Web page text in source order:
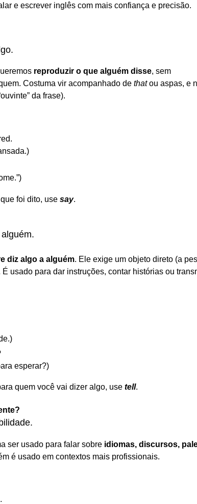
e escrever inglês com mais confiança e precisão.
reproduzir o que alguém disse, sem
Costuma vir acompanhado de thatou aspas, e
da frase).
foi dito, use say.
.
diz algo a alguém. Ele exige um objeto direto (a
usado para dar instruções, contar histórias ou
esperar?)
quem você vai dizer algo, use tell.
ser usado para falar sobre idiomas, discursos,
é usado em contextos mais profissionais.